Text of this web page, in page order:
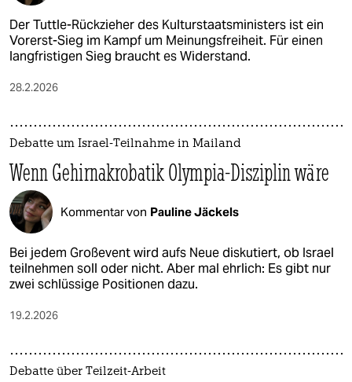
Der Tuttle-Rückzieher des Kulturstaatsministers ist ein
Vorerst-Sieg im Kampf um Meinungsfreiheit. Für einen
langfristigen Sieg braucht es Widerstand.
28.2.2026
Debatte um Israel-Teilnahme in Mailand
Wenn Gehirnakrobatik Olympia-Disziplin wäre
Kommentar von Pauline Jäckels
Bei jedem Großevent wird aufs Neue diskutiert, ob Israel
teilnehmen soll oder nicht. Aber mal ehrlich: Es gibt nur
zwei schlüssige Positionen dazu.
19.2.2026
Debatte über Teilzeit-Arbeit